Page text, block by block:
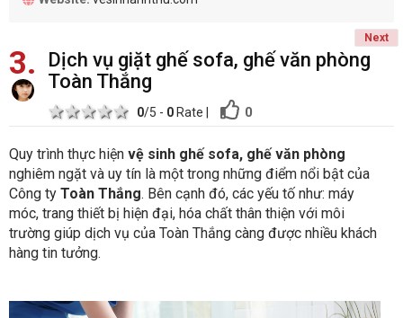
Next
3
Dịch vụ giặt ghế sofa, ghế văn phòng
Toàn Thắng
5 stars
4 stars
3 stars
2 stars
1 star 0/5 - 0Rate 0
Quy trình thực hiện vệ sinh ghế sofa, ghế văn phòng
nghiêm ngặt và uy tín là một trong những điểm nổi bật của
Công ty Toàn Thắng. Bên cạnh đó, các yếu tố như: máy
móc, trang thiết bị hiện đại, hóa chất thân thiện với môi
trường giúp dịch vụ của Toàn Thắng càng được nhiều khách
hàng tin tưởng.